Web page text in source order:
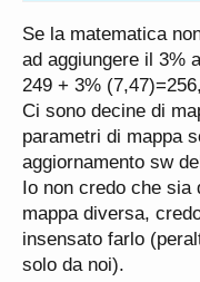
identiche.
Per rispondere a
1) Non è solo una
diversi (TX78 e
2) Coppia e cv si
possono benissimo
e cv diversi.
3)Il dato del CO2 è
all'allestimento,
Se la matematica
ad aggiungere il 3%
249 + 3%
Ci sono decine di
parametri di mappa
aggiornamento sw
Io non credo che sia
mappa diversa,
insensato farlo
solo da noi).